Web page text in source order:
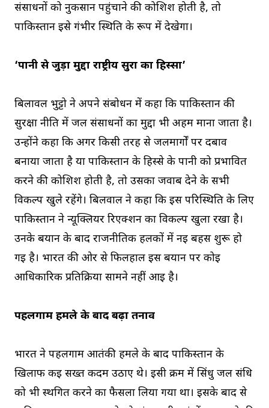
संसाधनों को नुकसान पहुंचाने की कोशिश होती है, तो
पाकिस्तान इसे गंभीर स्थिति के रूप में देखेगा।
‘पानी से जुड़ा मुद्दा राष्ट्रीय सुरक्षा का हिस्सा’
बिलावल भुट्टो ने अपने संबोधन में कहा कि पाकिस्तान की
सुरक्षा नीति में जल संसाधनों का मुद्दा भी अहम माना जाता है।
उन्होंने कहा कि अगर किसी तरह से जलमार्गों पर दबाव
बनाया जाता है या पाकिस्तान के हिस्से के पानी को प्रभावित
करने की कोशिश होती है, तो उसका जवाब देने के सभी
विकल्प खुले रहेंगे। बिलवाल ने कहा कि इस परिस्थिति के लिए
पाकिस्तान ने न्यूक्लियर रिएक्शन का विकल्प खुला रखा है।
उनके बयान के बाद राजनीतिक हलकों में नई बहस शुरू हो
गई है। भारत की ओर से फिलहाल इस बयान पर कोई
आधिकारिक प्रतिक्रिया सामने नहीं आई है।
पहलगाम हमले के बाद बढ़ा तनाव
भारत ने पहलगाम आतंकी हमले के बाद पाकिस्तान के
खिलाफ कई सख्त कदम उठाए थे। इसी क्रम में सिंधु जल संधि
को भी स्थगित करने का फैसला लिया गया था। इसके बाद से